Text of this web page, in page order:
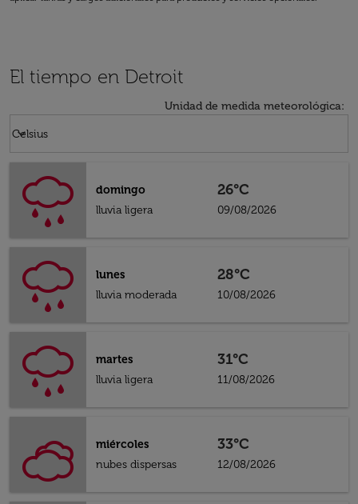
El tiempo en Detroit
Unidad de medida meteorológica:
Celsius
keyboard_arrow_down
domingo
lluvia ligera
26°C
09/08/2026
lunes
lluvia moderada
28°C
10/08/2026
martes
lluvia ligera
31°C
11/08/2026
miércoles
nubes dispersas
33°C
12/08/2026